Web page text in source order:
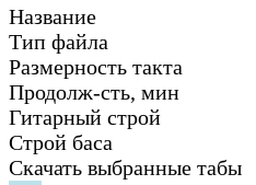
Название
Тип файла
Размерность такта
Продолж-сть, мин
Гитарный строй
Строй баса
Скачать выбранные табы